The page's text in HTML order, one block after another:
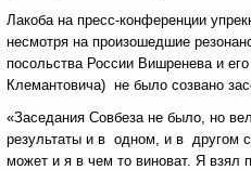
Лакоба на пресс-конференции
несмотря на произошедшие
посольства России Вишренева и
Клемантовича) не было созвано
«Заседания Совбеза не было, но
результаты и в одном, и в другом
может и я в чем то виноват. Я взял